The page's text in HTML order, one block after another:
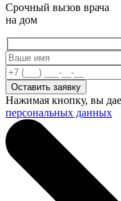
Срочный вызов врача
на дом
Нажимая кнопку, вы
персональных данных